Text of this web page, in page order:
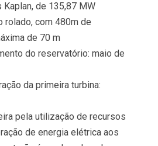
de 135,87 MW
rolado, com 480m de
de 70 m
do reservatório: maio de
da primeira turbina:
pela utilização de recursos
de energia elétrica aos